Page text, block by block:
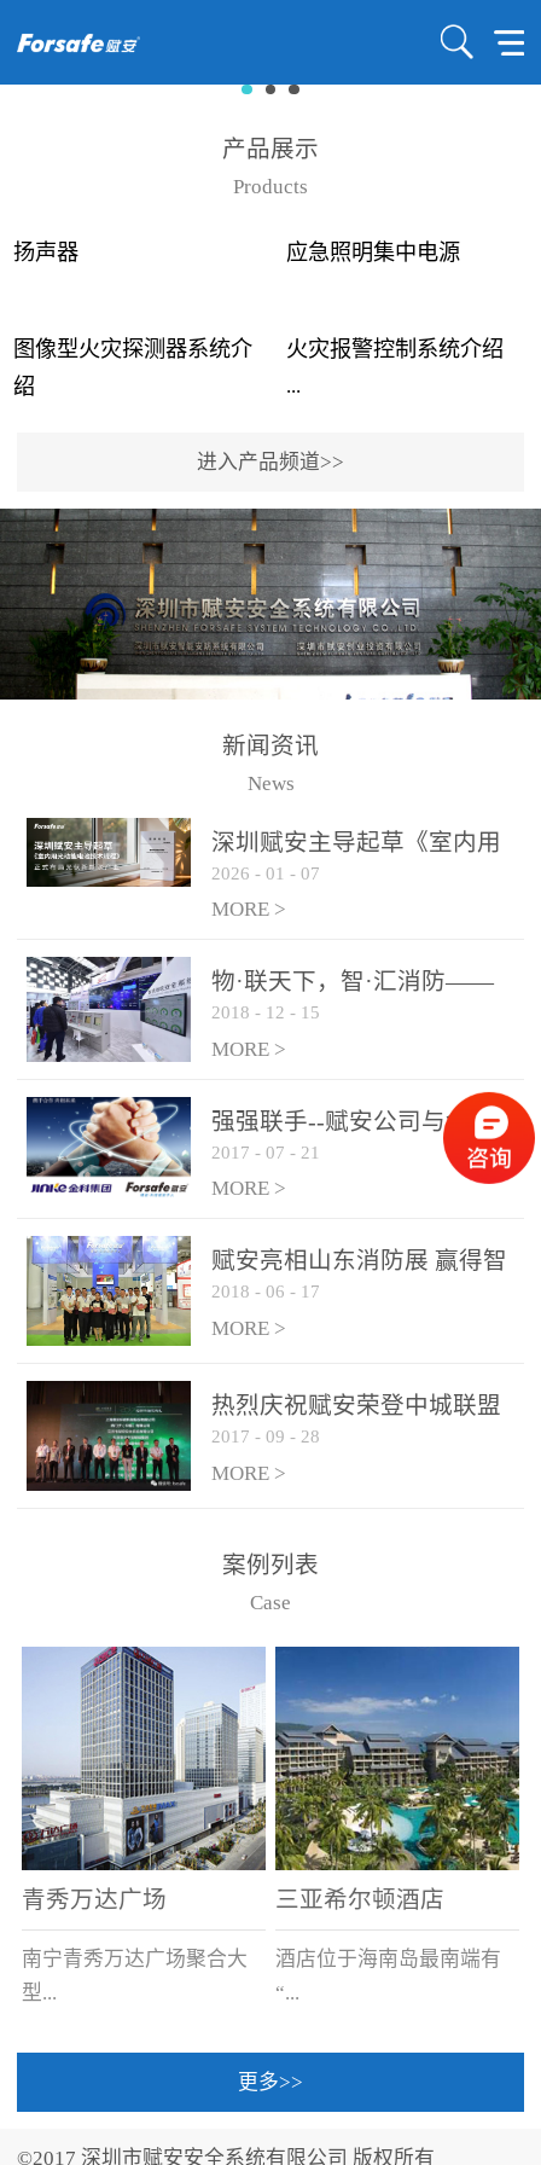
产品展示
Products
扬声器 应急照明集中电源
图像型火灾探测器系统介
绍
...
事故频发，传统的火灾探
测方法已无法满足要求。
尤其是目前众多的大型影
剧院、会议展览中心、体
育馆、大型仓库和隧道空
间等，其建筑结构特殊、
火灾隐患多。一旦发生火
传统的火灾关测器无法被
及时缺发，不能及早发现
和有效扑救火火，这不仅
力和闲难，同时也将造成
巨大的经济损失和社会影
响，基至还会造成人员伤
亡。图像型火灾探测器正
是针对这种高大空间建筑
物的消防设施、设备通过
现场图像的实时获取、预
处理和特征提取分析，实
现火焰的跟踪和识别。能
更早的进行预警，达到早
报早防的效果。 系统构
成示意图： 图像型火灾
和监控端两大部分组成。
两者之间通过以太网相
联，一台监控主机最多可
从监控主机上获取，最多
只能接6台，超过的需从现
火灾报警控制系统介绍
...
用了具有仲裁机制和冗余
校验的总线传输技术、线
路状态检测与保护技术、
后向光电感烟探测技术、
高可靠的系统抗干扰技术
等多项专利技术和专有技
警领域三十多年技术积累
和工程实践的结晶。
进入产品频道>>
新闻资讯
News
深圳赋安主导起草《室内用
光动能电池技术规程》 正式
布局光伏新能源产业
2026 - 01 - 07
MORE >
物·联天下，智·汇消防——
赋安F&S 2018上海消防展圆
满落幕
2018 - 12 - 15
MORE >
强强联手--赋安公司与金科
集团达成战略合作协议
2017 - 07 - 21
MORE >
赋安亮相山东消防展 赢得智
慧消防新荣耀
2018 - 06 - 17
MORE >
热烈庆祝赋安荣登中城联盟
联合采购战略合作平台
2017 - 09 - 28
MORE >
案例列表
Case
青秀万达广场
南宁青秀万达广场聚合大
型...
三亚希尔顿酒店
酒店位于海南岛最南端有
“...
中国的海岛天堂”之美称的
更多>>
©2017 深圳市赋安安全系统有限公司 版权所有